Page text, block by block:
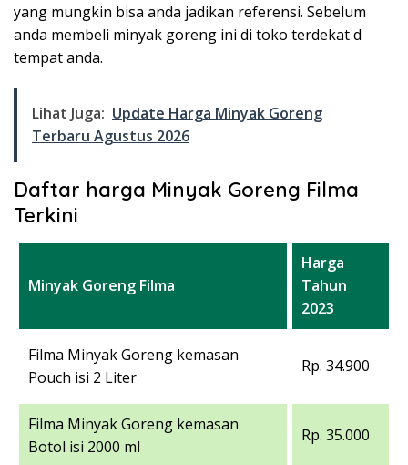
yang mungkin bisa anda jadikan referensi. Sebelum
anda membeli minyak goreng ini di toko terdekat d
tempat anda.
Lihat Juga: Update Harga Minyak Goreng
Terbaru Agustus 2026
Daftar harga Minyak Goreng Filma
Terkini
Minyak Goreng Filma
Harga
Tahun
2023
Filma Minyak Goreng kemasan
Pouch isi 2 Liter
Rp. 34.900
Filma Minyak Goreng kemasan
Botol isi 2000 ml
Rp. 35.000